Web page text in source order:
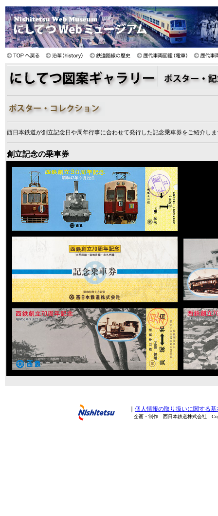
西日本鉄道が創立記念日や周年行事に合わせて発行した記念乗車券をご紹介し
創立記念の乗車券
個人情報の取り扱いに関する基
企画・制作 西日本鉄道株式会社